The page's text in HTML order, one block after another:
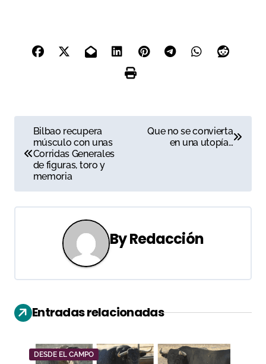
a
e
c
i
ó
Bilbao recupera
músculo con unas
Corridas Generales
de figuras, toro y
memoria
Que no se convierta
en una utopía…
ByRedacción
Entradas relacionadas
DESDE EL CAMPO